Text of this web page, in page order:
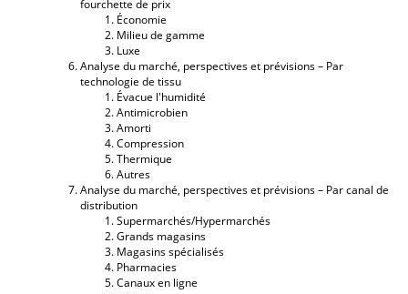
fourchette de prix
Économie
Milieu de gamme
Luxe
Analyse du marché, perspectives et prévisions – Par
technologie de tissu
Évacue l'humidité
Antimicrobien
Amorti
Compression
Thermique
Autres
Analyse du marché, perspectives et prévisions – Par canal de
distribution
Supermarchés/Hypermarchés
Grands magasins
Magasins spécialisés
Pharmacies
Canaux en ligne